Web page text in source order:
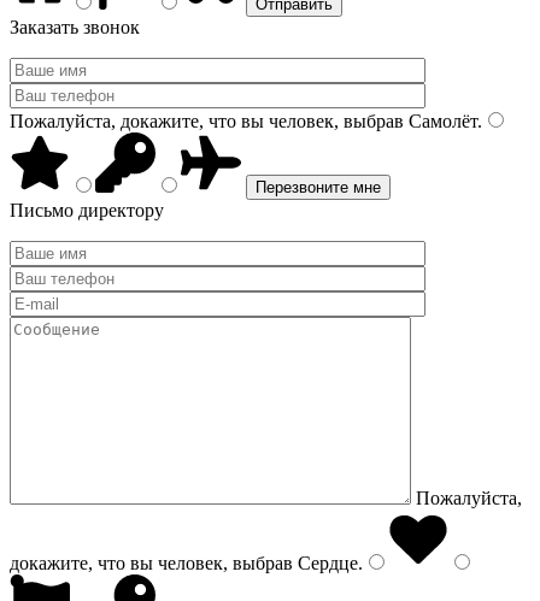
Заказать звонок
Пожалуйста, докажите, что вы человек, выбрав Самолёт.
Письмо директору
Пожалуйста,
докажите, что вы человек, выбрав Сердце.